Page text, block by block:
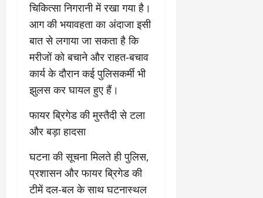
चिकित्सा निगरानी में रखा गया है।
आग की भयावहता का अंदाजा इसी
बात से लगाया जा सकता है कि
मरीजों को बचाने और राहत-बचाव
कार्य के दौरान कई पुलिसकर्मी भी
झुलस कर घायल हुए हैं।
​फायर ब्रिगेड की मुस्तैदी से टला
और बड़ा हादसा
​घटना की सूचना मिलते ही पुलिस,
प्रशासन और फायर ब्रिगेड की
टीमें दल-बल के साथ घटनास्थल